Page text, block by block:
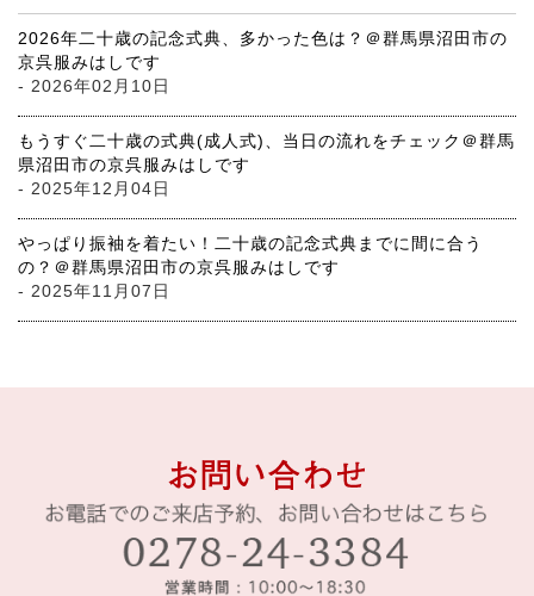
2026年二十歳の記念式典、多かった色は？＠群馬県沼田市の
京呉服みはしです
- 2026年02月10日
もうすぐ二十歳の式典(成人式)、当日の流れをチェック＠群馬
県沼田市の京呉服みはしです
- 2025年12月04日
やっぱり振袖を着たい！二十歳の記念式典までに間に合う
の？＠群馬県沼田市の京呉服みはしです
- 2025年11月07日